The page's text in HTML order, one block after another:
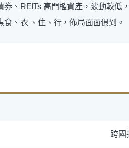
券、REITs ⾼⾨檻資產，波動較低
食、衣 、住、行，佈局⾯⾯俱到。
跨國